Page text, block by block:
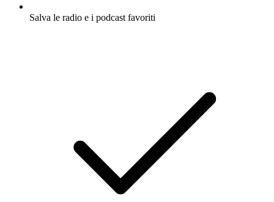
Salva le radio e i podcast favoriti